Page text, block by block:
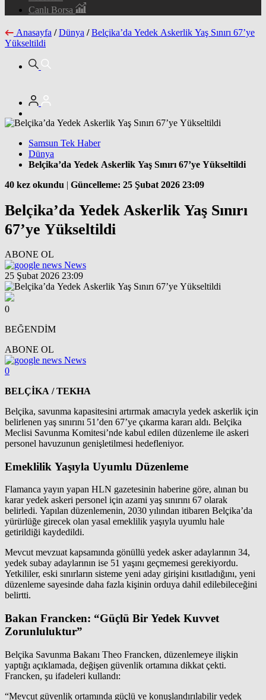
Canlı Borsa
Anasayfa / Dünya / Belçika’da Yedek Askerlik Yaş Sınırı 67’ye
Yükseltildi
Samsun Tek Haber
Dünya
Belçika’da Yedek Askerlik Yaş Sınırı 67’ye Yükseltildi
40 kez okundu | Güncelleme: 25 Şubat 2026 23:09
Belçika’da Yedek Askerlik Yaş Sınırı
67’ye Yükseltildi
ABONE OL
News
25 Şubat 2026 23:09
0
BEĞENDİM
ABONE OL
News
0
BELÇİKA / TEKHA
Belçika, savunma kapasitesini artırmak amacıyla yedek askerlik için
belirlenen yaş sınırını 51’den 67’ye çıkarma kararı aldı. Belçika
Meclisi Savunma Komitesi’nde kabul edilen düzenleme ile askeri
personel havuzunun genişletilmesi hedefleniyor.
Emeklilik Yaşıyla Uyumlu Düzenleme
Flamanca yayın yapan HLN gazetesinin haberine göre, alınan bu
karar yedek askeri personel için azami yaş sınırını 67 olarak
belirledi. Yapılan düzenlemenin, 2030 yılından itibaren Belçika’da
yürürlüğe girecek olan yasal emeklilik yaşıyla uyumlu hale
getirildiği kaydedildi.
Mevcut mevzuat kapsamında gönüllü yedek asker adaylarının 34,
yedek subay adaylarının ise 51 yaşını geçmemesi gerekiyordu.
Yetkililer, eski sınırların sisteme yeni aday girişini kısıtladığını, yeni
düzenleme sayesinde daha fazla kişinin orduya dahil edilebileceğini
belirtti.
Bakan Francken: “Güçlü Bir Yedek Kuvvet
Zorunluluktur”
Belçika Savunma Bakanı Theo Francken, düzenlemeye ilişkin
yaptığı açıklamada, değişen güvenlik ortamına dikkat çekti.
Francken, şu ifadeleri kullandı:
“Mevcut güvenlik ortamında güçlü ve konuşlandırılabilir yedek